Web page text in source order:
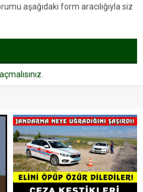
aşağıdaki form aracılığıyla siz
.